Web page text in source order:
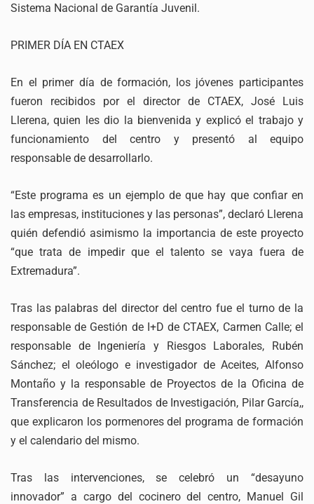
Sistema Nacional de Garantía Juvenil.
PRIMER DÍA EN CTAEX
En el primer día de formación, los jóvenes participantes
fueron recibidos por el director de CTAEX, José Luis
Llerena, quien les dio la bienvenida y explicó el trabajo y
funcionamiento del centro y presentó al equipo
responsable de desarrollarlo.
“Este programa es un ejemplo de que hay que confiar en
las empresas, instituciones y las personas”, declaró Llerena
quién defendió asimismo la importancia de este proyecto
“que trata de impedir que el talento se vaya fuera de
Extremadura”.
Tras las palabras del director del centro fue el turno de la
responsable de Gestión de I+D de CTAEX, Carmen Calle; el
responsable de Ingeniería y Riesgos Laborales, Rubén
Sánchez; el oleólogo e investigador de Aceites, Alfonso
Montaño y la responsable de Proyectos de la Oficina de
Transferencia de Resultados de Investigación, Pilar García,,
que explicaron los pormenores del programa de formación
y el calendario del mismo.
Tras las intervenciones, se celebró un “desayuno
innovador” a cargo del cocinero del centro, Manuel Gil